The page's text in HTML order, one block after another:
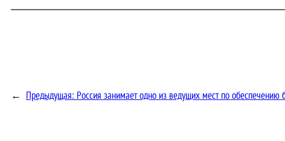
← Предыдущая: Россия занимает одно из ведущих мест по обеспечению